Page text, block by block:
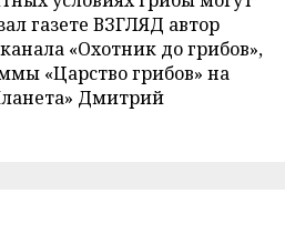
газете ВЗГЛЯД автор
«Охотник до грибов»,
«Царство грибов» на
Дмитрий